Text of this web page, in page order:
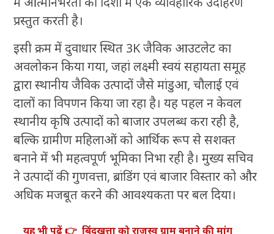
प्रस्तुत करती है।
इसी क्रम में दुवाधार स्थित 3K जैविक आउटलेट का
अवलोकन किया गया, जहां लक्ष्मी स्वयं सहायता समूह
द्वारा स्थानीय जैविक उत्पादों जैसे मांडुआ, चौलाई एवं
दालों का विपणन किया जा रहा है। यह पहल न केवल
स्थानीय कृषि उत्पादों को बाजार उपलब्ध करा रही है,
बल्कि ग्रामीण महिलाओं को आर्थिक रूप से सशक्त
बनाने में भी महत्वपूर्ण भूमिका निभा रही है। मुख्य सचिव
ने उत्पादों की गुणवत्ता, ब्रांडिंग एवं बाजार विस्तार को और
अधिक मजबूत करने की आवश्यकता पर बल दिया।
यह भी पढ़ें 👉 बिंदुखत्ता को राजस्व ग्राम बनाने की मांग